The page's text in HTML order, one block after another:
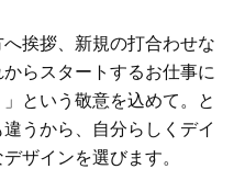
挨拶、新規の打合わせな
らスタートするお仕事に
という敬意を込めて。と
うから、自分らしくデイ
ザインを選びます。